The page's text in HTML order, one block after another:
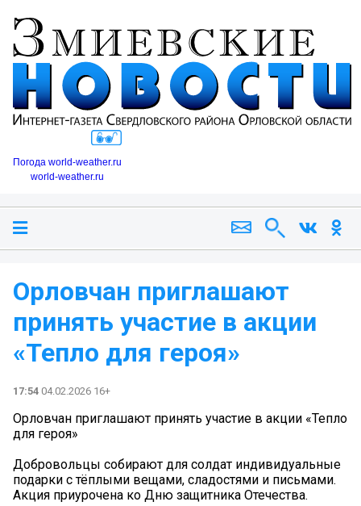
Погода world-weather.ru
world-weather.ru
Орловчан приглашают
принять участие в акции
«Тепло для героя»
17:54 04.02.2026 16+
Орловчан приглашают принять участие в акции «Тепло
для героя»
Добровольцы собирают для солдат индивидуальные
подарки с тёплыми вещами, сладостями и письмами.
Акция приурочена ко Дню защитника Отечества.